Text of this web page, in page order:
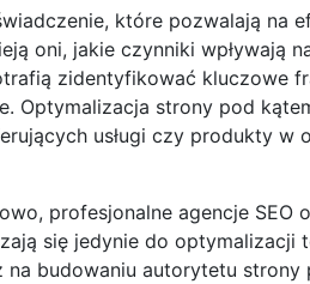
które pozwalają na
oni, jakie czynniki wpływają
zidentyfikować kluczowe
Optymalizacja strony pod
usługi czy produkty w
profesjonalne agencje SEO
się jedynie do optymalizacji
na budowaniu autorytetu